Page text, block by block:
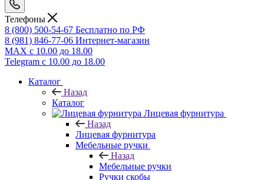
Телефоны
8 (800) 500-54-67 Бесплатно по РФ
8 (981) 846-77-06 Интернет-магазин
MAX с 10.00 до 18.00
Telegram с 10.00 до 18.00
Каталог
Назад
Каталог
Лицевая фурнитура
Назад
Лицевая фурнитура
Мебельные ручки
Назад
Мебельные ручки
Ручки скобы